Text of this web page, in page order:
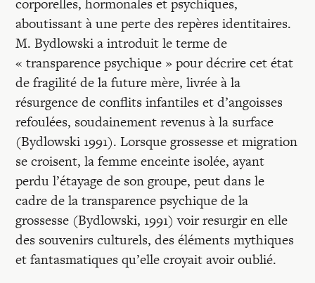
corporelles, hormonales et psychiques,
aboutissant à une perte des repères identitaires.
M. Bydlowski a introduit le terme de
« transparence psychique » pour décrire cet état
de fragilité de la future mère, livrée à la
résurgence de conflits infantiles et d’angoisses
refoulées, soudainement revenus à la surface
(Bydlowski 1991). Lorsque grossesse et migration
se croisent, la femme enceinte isolée, ayant
perdu l’étayage de son groupe, peut dans le
cadre de la transparence psychique de la
grossesse (Bydlowski, 1991) voir resurgir en elle
des souvenirs culturels, des éléments mythiques
et fantasmatiques qu’elle croyait avoir oublié.